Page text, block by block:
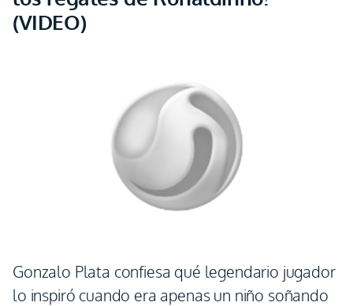
(VIDEO)
Gonzalo Plata confiesa qué legendario jugador
lo inspiró cuando era apenas un niño soñando